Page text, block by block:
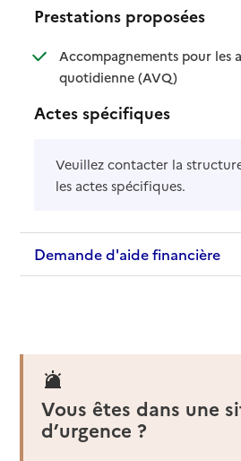
Prestations proposées
Accompagnements pour les
quotidienne (AVQ): disponible
: non disponible
Actes spécifiques
Veuillez contacter la
les actes spécifiques.
Demande d'aide financière
Vous êtes dans une
d’urgence ?